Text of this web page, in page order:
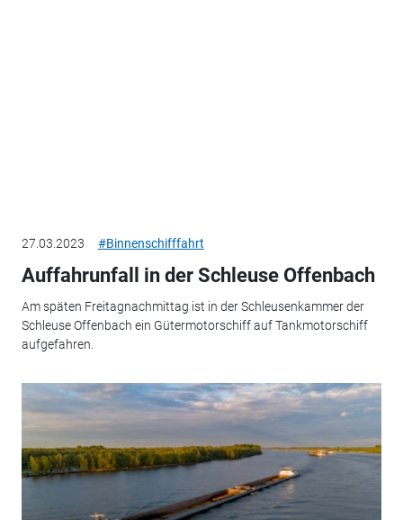
27.03.2023 #Binnenschifffahrt
Auffahrunfall in der Schleuse Offenbach
Am späten Freitagnachmittag ist in der Schleusenkammer der
Schleuse Offenbach ein Gütermotorschiff auf Tankmotorschiff
aufgefahren.